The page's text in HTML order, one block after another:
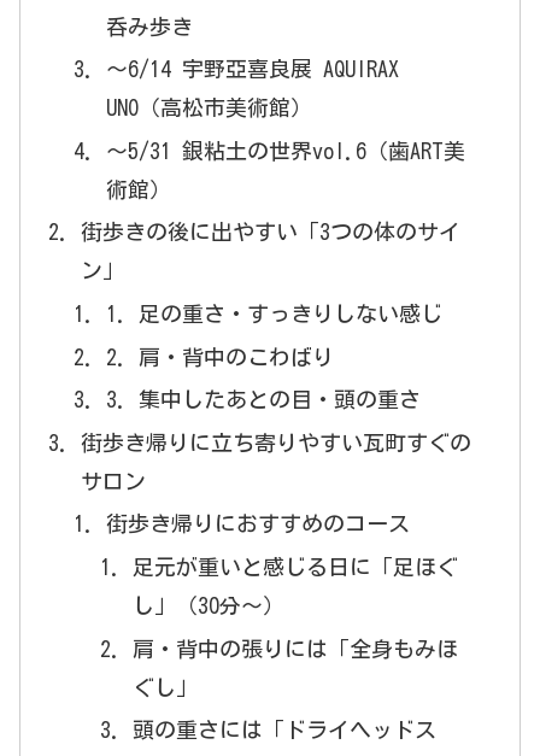
呑み歩き
〜6/14 宇野亞喜良展 AQUIRAX
UNO（高松市美術館）
〜5/31 銀粘土の世界vol.6（歯ART美
術館）
街歩きの後に出やすい「3つの体のサイ
ン」
1. 足の重さ・すっきりしない感じ
2. 肩・背中のこわばり
3. 集中したあとの目・頭の重さ
街歩き帰りに立ち寄りやすい瓦町すぐの
サロン
街歩き帰りにおすすめのコース
足元が重いと感じる日に「足ほぐ
し」（30分〜）
肩・背中の張りには「全身もみほ
ぐし」
頭の重さには「ドライヘッドス